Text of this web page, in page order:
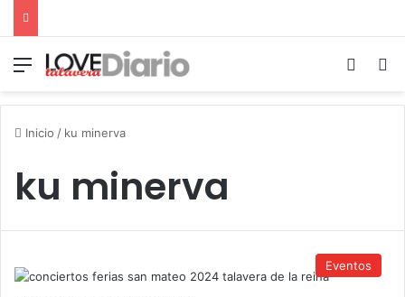
Menú
Inicio / ku minerva
ku minerva
Eventos